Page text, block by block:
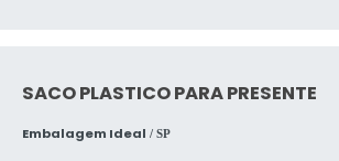
SACO PLASTICO PARA PRESENTE
Embalagem Ideal / SP